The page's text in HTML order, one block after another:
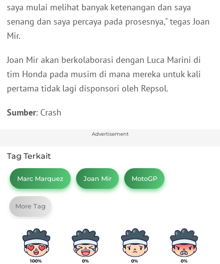
saya mulai melihat banyak ketenangan dan saya
senang dan saya percaya pada prosesnya," tegas Joan
Mir.
Joan Mir akan berkolaborasi dengan Luca Marini di
tim Honda pada musim di mana mereka untuk kali
pertama tidak lagi disponsori oleh Repsol.
Sumber: Crash
Advertisement
Tag Terkait
Marc Marquez Joan Mir MotoGP
More Tag
100% 0% 0% 0%